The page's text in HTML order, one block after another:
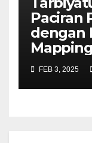
Paciran
dengan
Mapping
FEB 3, 2025